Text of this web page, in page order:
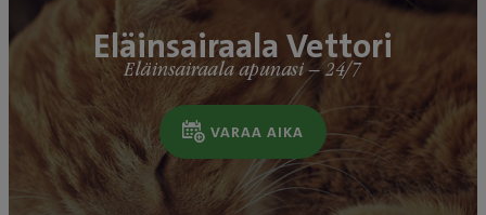
Eläinsairaala Vettori
Eläinsairaala apunasi – 24/7
VARAA AIKA